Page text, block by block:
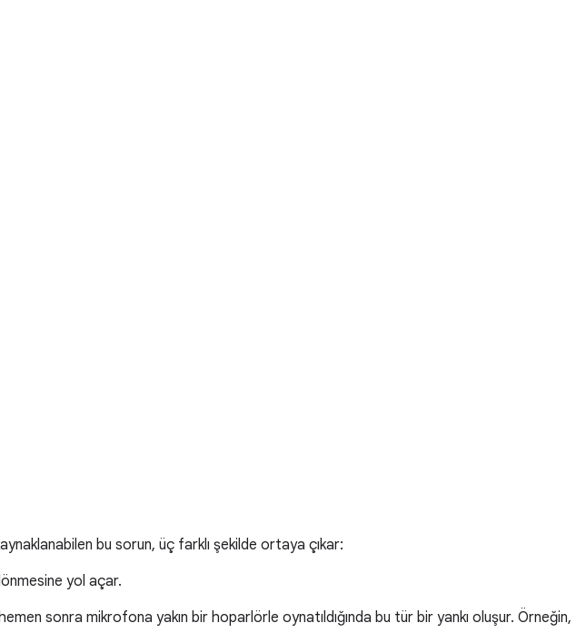
bu sorun, üç farklı şekilde ortaya çıkar:
yol açar.
sonra mikrofona yakın bir hoparlörle oynatıldığında bu tür bir yankı oluşur. Örneğin,